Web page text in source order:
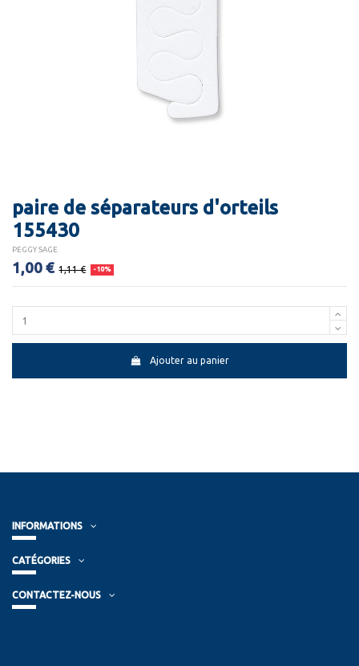
paire de séparateurs d'orteils
155430
PEGGY SAGE
1,00 € 1,11 € -10%
Ajouter au panier
INFORMATIONS
CATÉGORIES
CONTACTEZ-NOUS